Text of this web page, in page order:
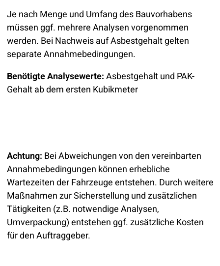
Je nach Menge und Umfang des Bauvorhabens
müssen ggf. mehrere Analysen vorgenommen
werden. Bei Nachweis auf Asbestgehalt gelten
separate Annahmebedingungen.
Benötigte Analysewerte:Asbestgehalt und PAK-
Gehalt ab dem ersten Kubikmeter
Achtung: Bei Abweichungen von den vereinbarten
Annahmebedingungen können erhebliche
Wartezeiten der Fahrzeuge entstehen. Durch weitere
Maßnahmen zur Sicherstellung und zusätzlichen
Tätigkeiten (z.B. notwendige Analysen,
Umverpackung) entstehen ggf. zusätzliche Kosten
für den Auftraggeber.